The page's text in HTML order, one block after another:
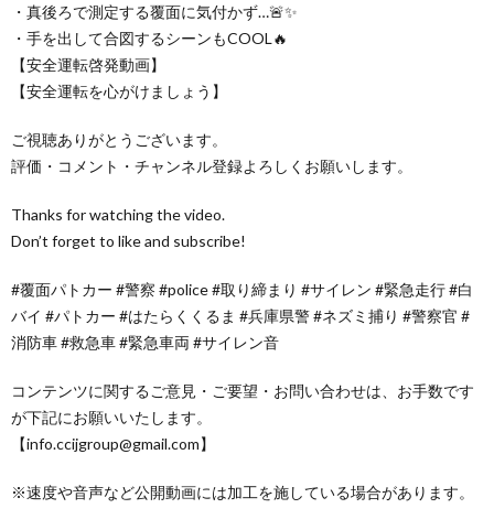
・真後ろで測定する覆面に気付かず…🚨✨
・手を出して合図するシーンもCOOL🔥
【安全運転啓発動画】
【安全運転を心がけましょう】
ご視聴ありがとうございます。
評価・コメント・チャンネル登録よろしくお願いします。
Thanks for watching the video.
Don’t forget to like and subscribe!
#覆面パトカー #警察 #police #取り締まり #サイレン #緊急走行 #白
バイ #パトカー #はたらくくるま #兵庫県警 #ネズミ捕り #警察官 #
消防車 #救急車 #緊急車両 #サイレン音
コンテンツに関するご意見・ご要望・お問い合わせは、お手数です
が下記にお願いいたします。
【info.ccijgroup@gmail.com】
※速度や音声など公開動画には加工を施している場合があります。